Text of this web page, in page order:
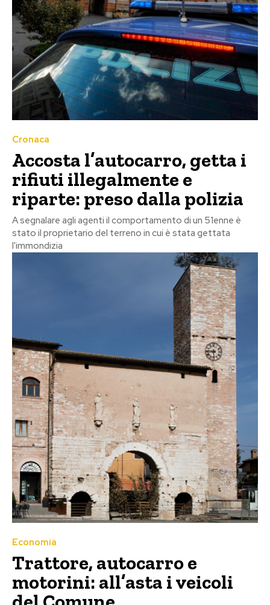
Cronaca
Accosta l’autocarro, getta i
rifiuti illegalmente e
riparte: preso dalla polizia
A segnalare agli agenti il comportamento di un 51enne è
stato il proprietario del terreno in cui è stata gettata
l'immondizia
Economia
Trattore, autocarro e
motorini: all’asta i veicoli